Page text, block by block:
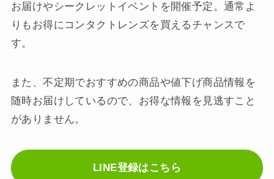
お届けやシークレットイベントを開催予定。通常よ
りもお得にコンタクトレンズを買えるチャンスで
す。
また、不定期でおすすめの商品や値下げ商品情報を
随時お届けしているので、お得な情報を見逃すこと
がありません。
LINE登録はこちら